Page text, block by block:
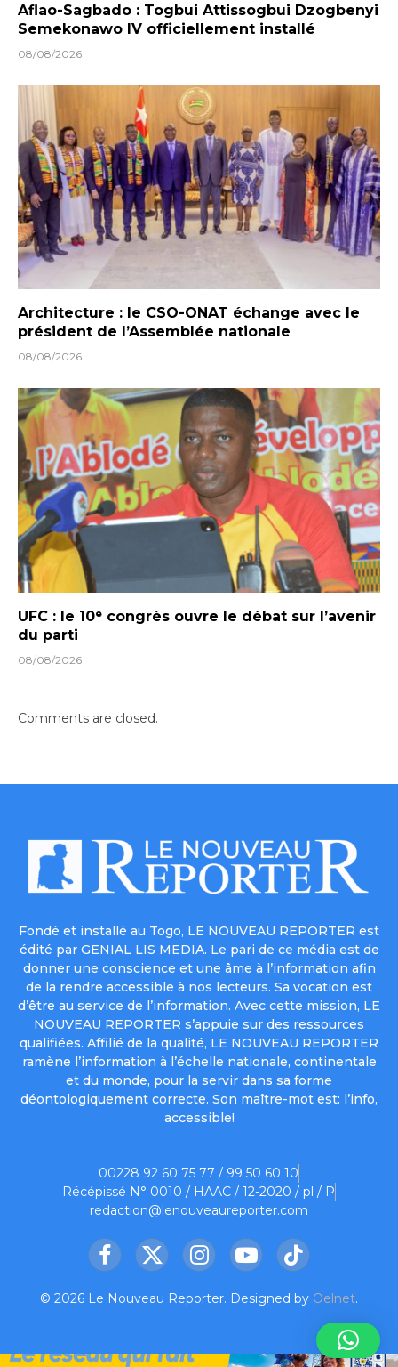
Aflao-Sagbado : Togbui Attissogbui Dzogbenyi
Semekonawo IV officiellement installé
08/08/2026
Architecture : le CSO-ONAT échange avec le
président de l’Assemblée nationale
08/08/2026
UFC : le 10ᵉ congrès ouvre le débat sur l’avenir
du parti
08/08/2026
Comments are closed.
Fondé et installé au Togo, LE NOUVEAU REPORTER est
édité par GENIAL LIS MEDIA. Le pari de ce média est de
donner une conscience et une âme à l’information afin
de la rendre accessible à nos lecteurs. Sa vocation est
d’être au service de l’information. Avec cette mission, LE
NOUVEAU REPORTER s’appuie sur des ressources
qualifiées. Affilié de la qualité, LE NOUVEAU REPORTER
ramène l’information à l’échelle nationale, continentale
et du monde, pour la servir dans sa forme
déontologiquement correcte. Son maître-mot est: l’info,
accessible!
00228 92 60 75 77 / 99 50 60 10
Récépissé N° 0010 / HAAC / 12-2020 / pl / P
redaction@lenouveaureporter.com
Facebook
X
InstagramYouTubeTikTok
© 2026 Le Nouveau Reporter. Designed by Oelnet.